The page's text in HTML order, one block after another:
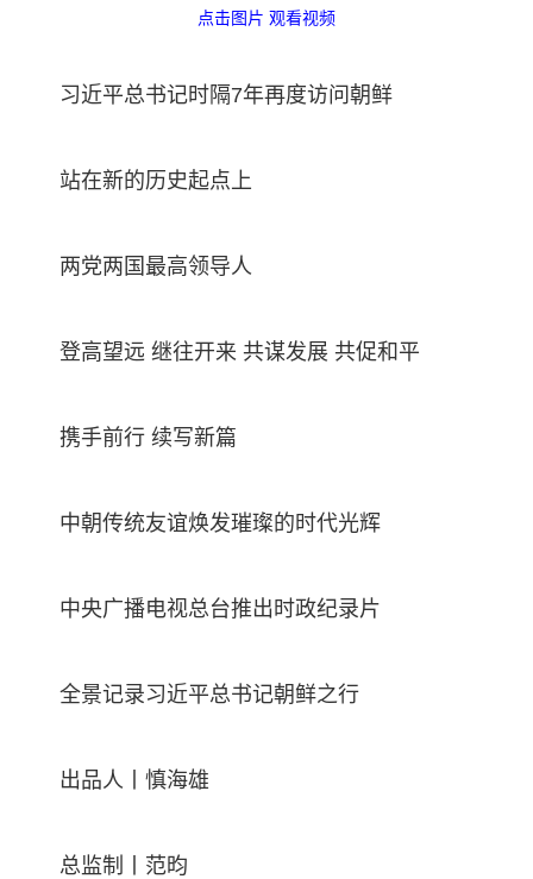
点击图片 观看视频
习近平总书记时隔7年再度访问朝鲜
站在新的历史起点上
两党两国最高领导人
登高望远 继往开来 共谋发展 共促和平
携手前行 续写新篇
中朝传统友谊焕发璀璨的时代光辉
中央广播电视总台推出时政纪录片
全景记录习近平总书记朝鲜之行
出品人丨慎海雄
总监制丨范昀